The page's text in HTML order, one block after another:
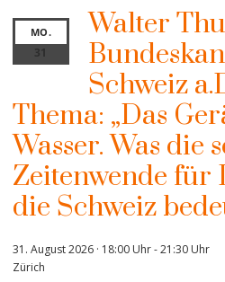
MO.
31
Walter
Schweiz
Thema: „Das
Wasser. Was die
Zeitenwende für
die Schweiz
31. August 2026 · 18:00 Uhr-21:30 Uhr
Zürich